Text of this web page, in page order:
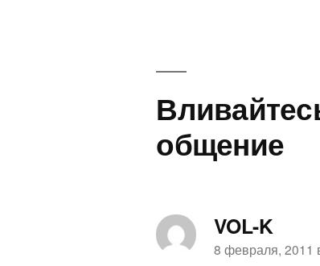
записям
общение
VOL-K
пишет:
8 февраля, 2011